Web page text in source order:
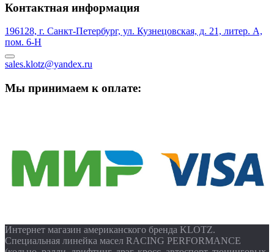
Контактная информация
196128, г. Санкт-Петербург, ул. Кузнецовская, д. 21, литер. А,
пом. 6-Н
sales.klotz@yandex.ru
Мы принимаем к оплате:
Интернет магазин американского бренда KLOTZ.
Специальная линейка масел RACING PERFORMANCE